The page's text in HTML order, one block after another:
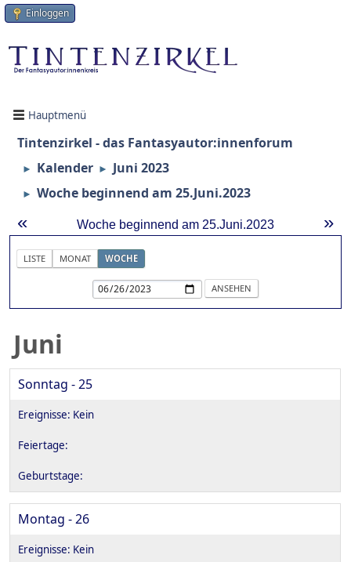
Einloggen
Hauptmenü
Tintenzirkel - das Fantasyautor:innenforum
► Kalender ► Juni 2023
► Woche beginnend am 25.Juni.2023
« »
Woche beginnend am 25.Juni.2023
LISTE MONAT WOCHE
Juni
Sonntag - 25
Montag - 26